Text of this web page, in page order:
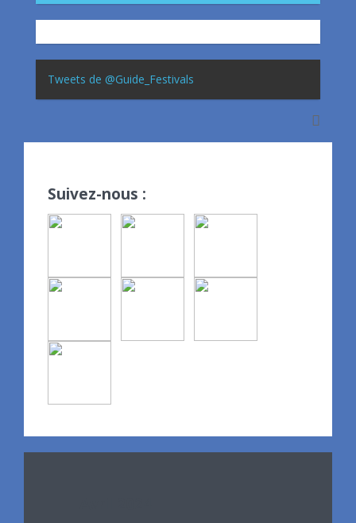
Tweets de @Guide_Festivals
Suivez-nous :